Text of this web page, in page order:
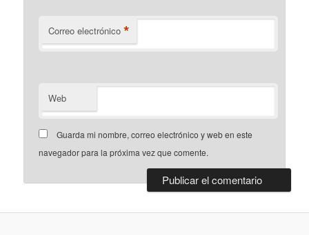
Correo electrónico *
Web
Guarda mi nombre, correo electrónico y web en este
navegador para la próxima vez que comente.